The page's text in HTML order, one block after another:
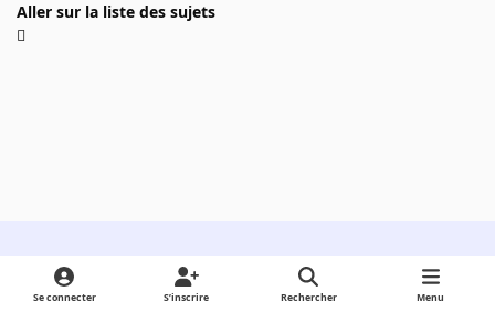
Aller sur la liste des sujets
Light ModeDark ModeSystem Preference
Se connecter S’inscrire Rechercher Menu